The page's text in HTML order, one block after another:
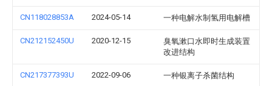
CN118028853A 2024-05-14 一种电解水制氢用电解槽
CN212152450U 2020-12-15
臭氧漱口水即时生成装置
改进结构
CN217377393U 2022-09-06 一种银离子杀菌结构